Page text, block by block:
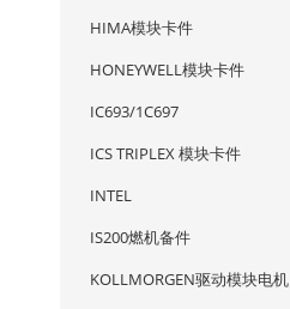
HIMA模块卡件
HONEYWELL模块卡件
IC693/1C697
ICS TRIPLEX 模块卡件
INTEL
IS200燃机备件
KOLLMORGEN驱动模块电机